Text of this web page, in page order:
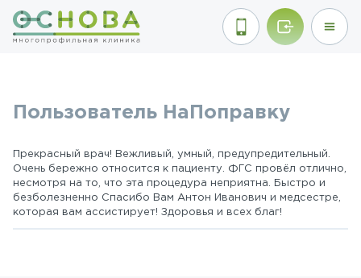
Пользователь НаПоправку
Прекрасный врач! Вежливый, умный, предупредительный.
Очень бережно относится к пациенту. ФГС провёл отлично,
несмотря на то, что эта процедура неприятна. Быстро и
безболезненно Спасибо Вам Антон Иванович и медсестре,
которая вам ассистирует! Здоровья и всех благ!